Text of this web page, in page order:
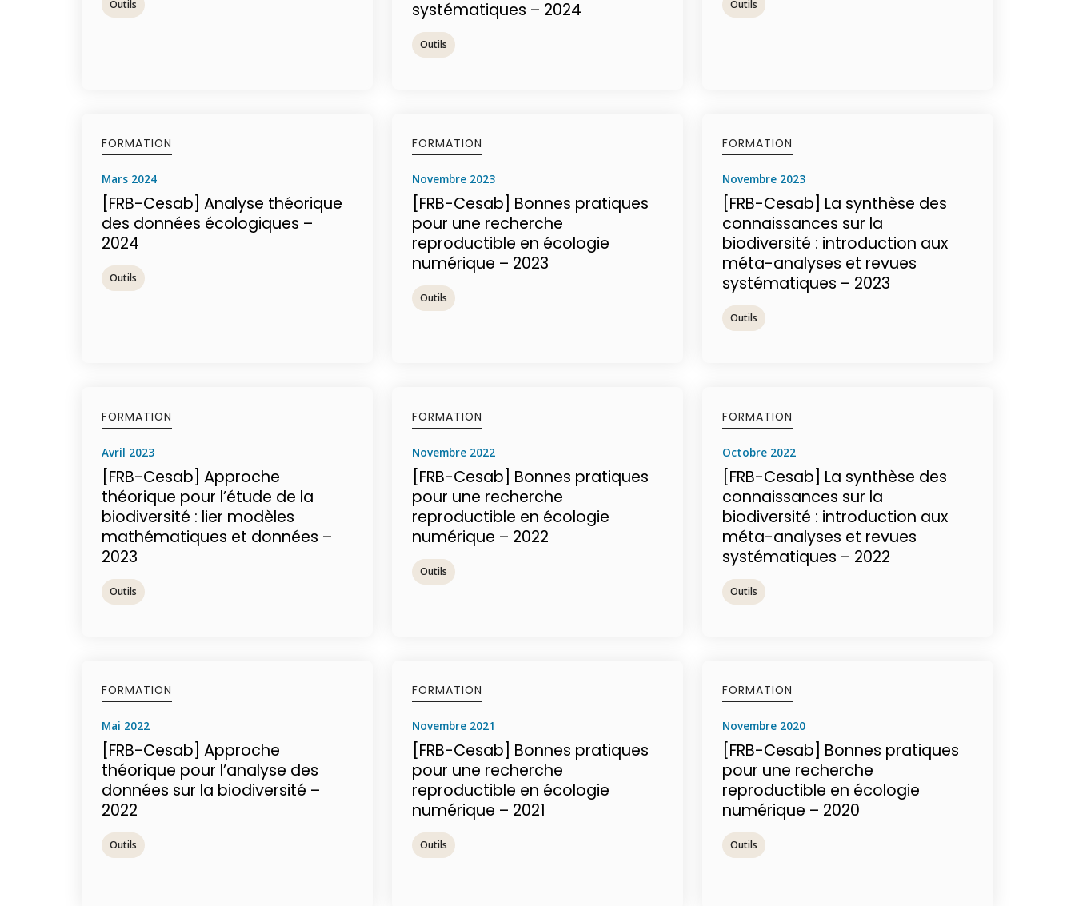
Outils
systématiques – 2024
Outils
Outils
FORMATION
mars 2024
[FRB-Cesab] Analyse théorique
des données écologiques –
2024
Outils
FORMATION
novembre 2023
[FRB-Cesab] Bonnes pratiques
pour une recherche
reproductible en écologie
numérique – 2023
Outils
FORMATION
novembre 2023
[FRB-Cesab] La synthèse des
connaissances sur la
biodiversité : introduction aux
méta-analyses et revues
systématiques – 2023
Outils
FORMATION
avril 2023
[FRB-Cesab] Approche
théorique pour l’étude de la
biodiversité : lier modèles
mathématiques et données –
2023
Outils
FORMATION
novembre 2022
[FRB-Cesab] Bonnes pratiques
pour une recherche
reproductible en écologie
numérique – 2022
Outils
FORMATION
octobre 2022
[FRB-Cesab] La synthèse des
connaissances sur la
biodiversité : introduction aux
méta-analyses et revues
systématiques – 2022
Outils
FORMATION
mai 2022
[FRB-Cesab] Approche
théorique pour l’analyse des
données sur la biodiversité –
2022
Outils
FORMATION
novembre 2021
[FRB-Cesab] Bonnes pratiques
pour une recherche
reproductible en écologie
numérique – 2021
Outils
FORMATION
novembre 2020
[FRB-Cesab] Bonnes pratiques
pour une recherche
reproductible en écologie
numérique – 2020
Outils